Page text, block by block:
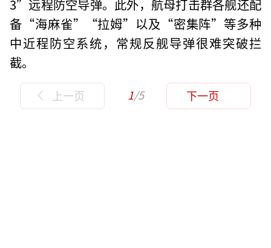
3”远程防空导弹。此外，航母打击群各舰还配
备“海麻雀”“拉姆”以及“密集阵”等多种
中近程防空系统，常规反舰导弹很难突破拦
截。
上一页 1/5 下一页